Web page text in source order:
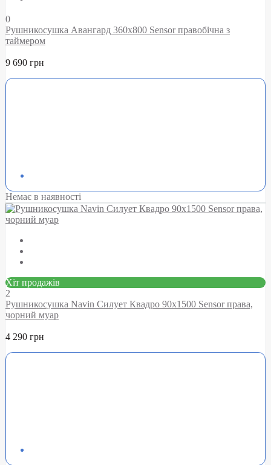
0
Рушникосушка Авангард 360х800 Sensor правобічна з
таймером
9 690 грн
Немає в наявності
Хіт продажів
2
Рушникосушка Navin Силует Квадро 90х1500 Sensor права,
чорний муар
4 290 грн